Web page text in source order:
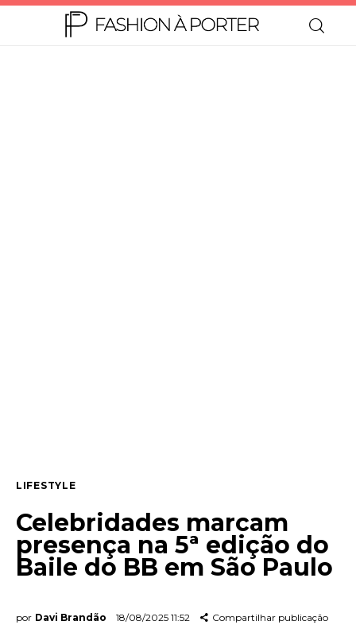
Quem somos
Contato
LIFESTYLE
Celebridades marcam
presença na 5ª edição do
Baile do BB em São Paulo
por Davi Brandão 18/08/2025 11:52 Compartilhar publicação